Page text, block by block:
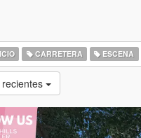
CARRETERA ESCENA